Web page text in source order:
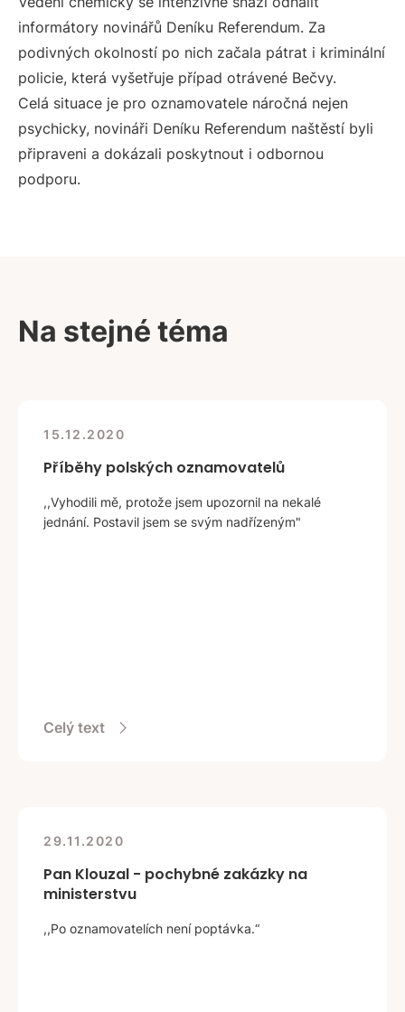
informátory novinářů Deníku Referendum. Za
podivných okolností po nich začala pátrat i kriminální
policie, která vyšetřuje případ otrávené Bečvy.
Celá situace je pro oznamovatele náročná nejen
psychicky, novináři Deníku Referendum naštěstí byli
připraveni a dokázali poskytnout i odbornou
podporu.
Na stejné téma
15.12.2020
Příběhy polských oznamovatelů
,,Vyhodili mě, protože jsem upozornil na nekalé
jednání. Postavil jsem se svým nadřízeným"
Celý text
29.11.2020
Pan Klouzal - pochybné zakázky na
ministerstvu
,,Po oznamovatelích není poptávka.“